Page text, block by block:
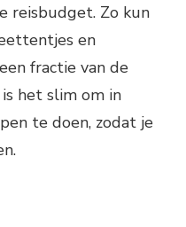
reisbudget. Zo kun
en
fractie van de
het slim om in
te doen, zodat je